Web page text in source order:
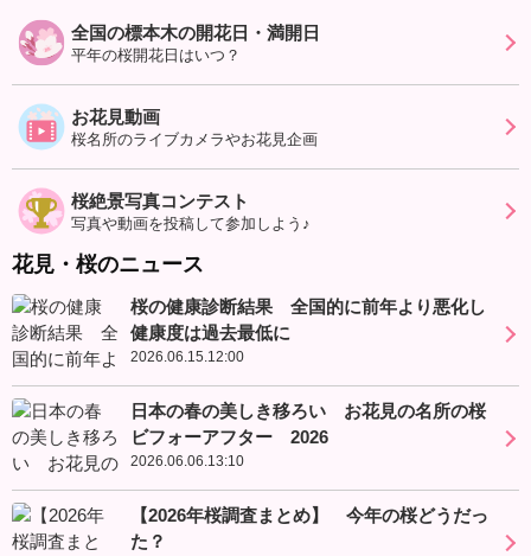
全国の標本木の開花日・満開日
平年の桜開花日はいつ？
お花見動画
桜名所のライブカメラやお花見企画
桜絶景写真コンテスト
写真や動画を投稿して参加しよう♪
花見・桜のニュース
桜の健康診断結果 全国的に前年より悪化し
健康度は過去最低に
2026.06.15.12:00
日本の春の美しき移ろい お花見の名所の桜
ビフォーアフター 2026
2026.06.06.13:10
【2026年桜調査まとめ】 今年の桜どうだっ
た？